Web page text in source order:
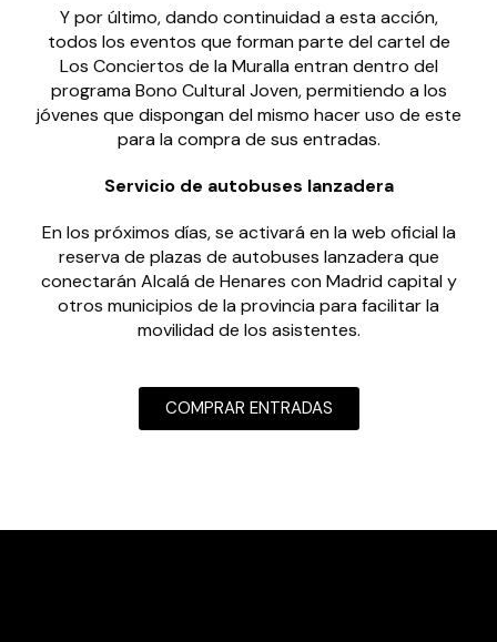
Y por último, dando continuidad a esta acción,
todos los eventos que forman parte del cartel de
Los Conciertos de la Muralla entran dentro del
programa Bono Cultural Joven, permitiendo a los
jóvenes que dispongan del mismo hacer uso de este
para la compra de sus entradas.
Servicio de autobuses lanzadera
En los próximos días, se activará en la web oficial la
reserva de plazas de autobuses lanzadera que
conectarán Alcalá de Henares con Madrid capital y
otros municipios de la provincia para facilitar la
movilidad de los asistentes.
COMPRAR ENTRADAS